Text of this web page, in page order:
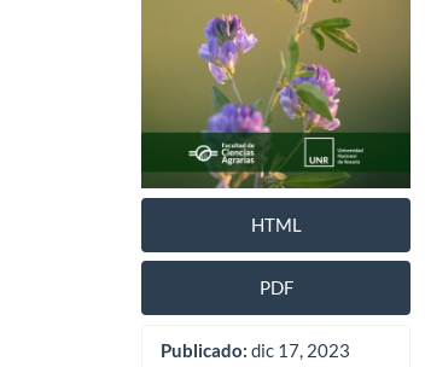
HTML
PDF
Publicado: dic 17, 2023